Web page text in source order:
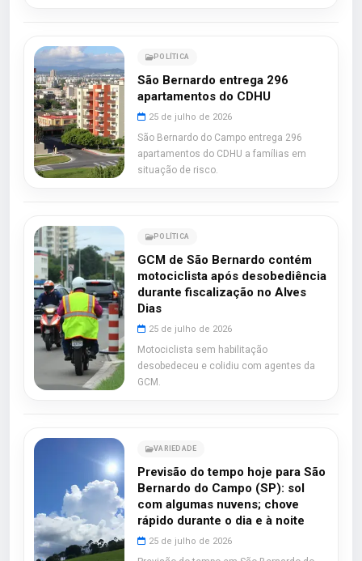
POLÍTICA
São Bernardo entrega 296
apartamentos do CDHU
25 de julho de 2026
São Bernardo do Campo entrega 296
apartamentos do CDHU a famílias em
situação de risco.
POLÍTICA
GCM de São Bernardo contém
motociclista após desobediência
durante fiscalização no Alves
Dias
25 de julho de 2026
Motociclista sem habilitação
desobedeceu e colidiu com agentes da
GCM.
VARIEDADE
Previsão do tempo hoje para São
Bernardo do Campo (SP): sol
com algumas nuvens; chove
rápido durante o dia e à noite
25 de julho de 2026